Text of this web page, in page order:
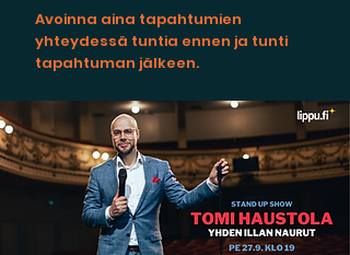
Avoinna aina tapahtumien
yhteydessä tuntia ennen ja tunti
tapahtuman jälkeen.